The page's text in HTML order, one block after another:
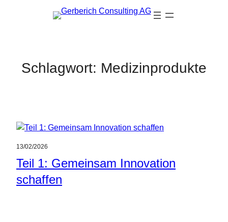
Schlagwort: Medizinprodukte
13/02/2026
Teil 1: Gemeinsam Innovation
schaffen